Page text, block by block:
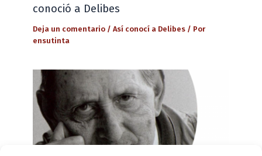
conoció a Delibes
Deja un comentario /Así conocí a Delibes / Por
ensutinta